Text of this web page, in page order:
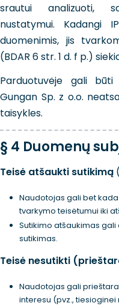
srautui analizuoti,
nustatymui. Kadangi
duomenimis, jis
(BDAR 6 str. 1 d. f p.)
Parduotuvėje gali
Gungan Sp. z o.o.
taisykles.
§ 4 Duomenų
Teisė atšaukti sutikimą
Naudotojas gali bet
tvarkymo teisėtumui iki
Sutikimo atšaukimas
sutikimas.
Teisė nesutikti
Naudotojas gali
interesu (pvz.,